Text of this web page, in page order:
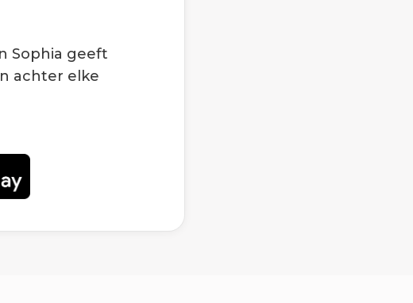
Sophia geeft
achter elke